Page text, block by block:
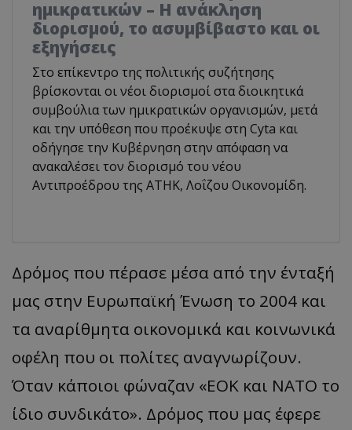
ημικρατικών – Η ανάκληση
διορισμού, το ασυμβίβαστο και οι
εξηγήσεις
Στο επίκεντρο της πολιτικής συζήτησης
βρίσκονται οι νέοι διορισμοί στα διοικητικά
συμβούλια των ημικρατικών οργανισμών, μετά
και την υπόθεση που προέκυψε στη Cyta και
οδήγησε την Κυβέρνηση στην απόφαση να
ανακαλέσει τον διορισμό του νέου
Αντιπροέδρου της ΑΤΗΚ, Λοΐζου Οικονομίδη.
Δρόμος που πέρασε μέσα από την ένταξή
μας στην Ευρωπαϊκή Ένωση το 2004 και
τα αναρίθμητα οικονομικά και κοινωνικά
οφέλη που οι πολίτες αναγνωρίζουν.
Όταν κάποιοι φώναζαν «ΕΟΚ και ΝΑΤΟ το
ίδιο συνδικάτο». Δρόμος που μας έφερε